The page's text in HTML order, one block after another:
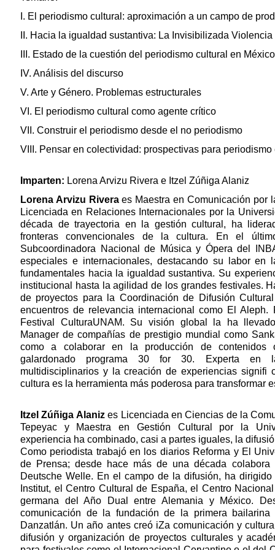
I. El periodismo cultural: aproximación a un campo de
II. Hacia la igualdad sustantiva: La Invisibilizada
III. Estado de la cuestión del periodismo cultural en México
IV. Análisis del discurso
V. Arte y Género. Problemas estructurales
VI. El periodismo cultural como agente crítico
VII. Construir el periodismo desde el no periodismo
VIII. Pensar en colectividad: prospectivas para periodismo
Imparten: Lorena Arvizu Rivera e Itzel Zúñiga Alaniz
Lorena Arvizu Riveraes Maestra en Comunicación por
Licenciada en Relaciones Internacionales por la
década de trayectoria en la gestión cultural, ha
fronteras convencionales de la cultura. En el
Subcoordinadora Nacional de Música y Ópera del
especiales e internacionales, destacando su labor en
fundamentales hacia la igualdad sustantiva. Su
institucional hasta la agilidad de los grandes festivales.
de proyectos para la Coordinación de Difusión
encuentros de relevancia internacional como El
Festival CulturaUNAM. Su visión global la ha
Manager de compañías de prestigio mundial como
como a colaborar en la producción de contenidos
galardonado programa 30 for 30. Experta en
multidisciplinarios y la creación de experiencias signifi
cultura es la herramienta más poderosa para transformar
Itzel Zúñiga Alanizes Licenciada en Ciencias de la
Tepeyac y Maestra en Gestión Cultural por la
experiencia ha combinado, casi a partes iguales, la
Como periodista trabajó en los diarios Reforma y El
de Prensa; desde hace más de una década
Deutsche Welle. En el campo de la difusión, ha
Institut, el Centro Cultural de España, el Centro
germana del Año Dual entre Alemania y México.
comunicación de la fundación de la primera
Danzatlán. Un año antes creó iZa comunicación y
difusión y organización de proyectos culturales y